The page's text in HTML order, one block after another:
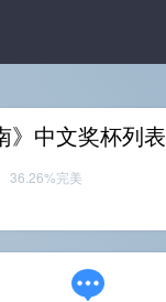
》中文奖杯列表
36.26%完美